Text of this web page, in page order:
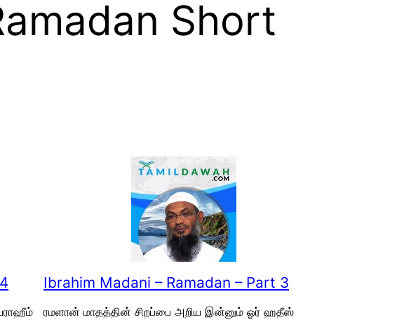
Short
Ibrahim Madani – Ramadan – Part 3
ரமளான் மாதத்தின் சிறப்பை அறிய இன்னும் ஓர் ஹதீஸ்